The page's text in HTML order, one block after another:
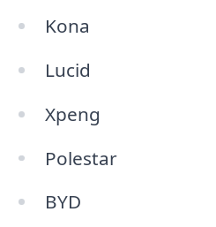
Kona
Lucid
Xpeng
Polestar
BYD